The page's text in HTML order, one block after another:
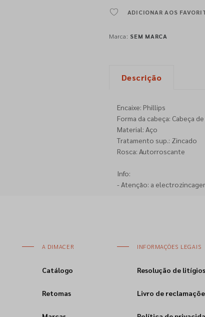
ADICIONAR AOS
Marca: SEM MARCA
Descrição
Encaixe: Phillips
Forma da cabeça: Cabeça
Material: Aço
Tratamento sup.: Zincado
Rosca: Autorroscante
Info:
- Atenção: a
A DIMACER
Catálogo
Retomas
INFORMAÇÕES LEGAIS
Resolução de litígios
Livro de